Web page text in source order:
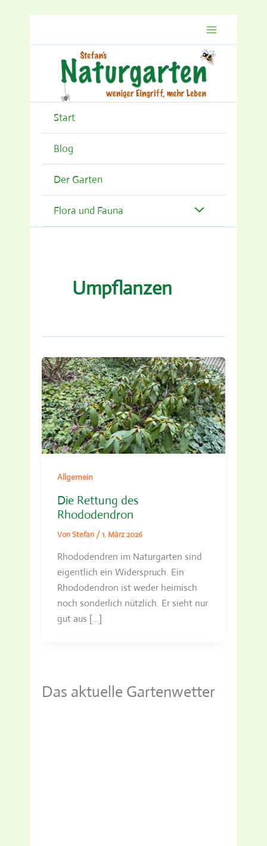
Start
Blog
Der Garten
Flora und Fauna
Umpflanzen
Allgemein
Die Rettung des
Rhododendron
VonStefan /1. März 2026
Rhododendren im Naturgarten sind
eigentlich ein Widerspruch. Ein
Rhododendron ist weder heimisch
noch sonderlich nützlich. Er sieht nur
gut aus […]
Das aktuelle Gartenwetter